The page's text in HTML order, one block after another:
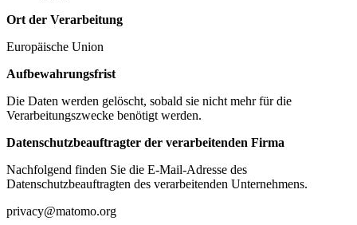
Ort der Verarbeitung
Europäische Union
Aufbewahrungsfrist
Die Daten werden gelöscht, sobald sie nicht mehr für die
Verarbeitungszwecke benötigt werden.
Datenschutzbeauftragter der verarbeitenden Firma
Nachfolgend finden Sie die E-Mail-Adresse des
Datenschutzbeauftragten des verarbeitenden Unternehmens.
privacy@matomo.org